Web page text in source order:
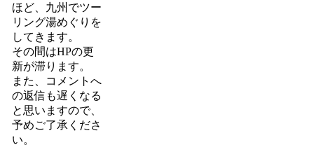
ほど、九州でツー
リング湯めぐりを
してきます。
その間はHPの更
新が滞ります。
また、コメントへ
の返信も遅くなる
と思いますので、
予めご了承くださ
い。